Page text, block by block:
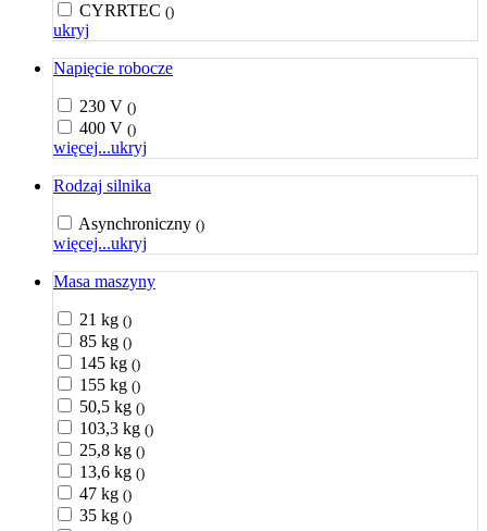
CYRRTEC ()
ukryj
Napięcie robocze
230 V ()
400 V ()
więcej...ukryj
Rodzaj silnika
Asynchroniczny ()
więcej...ukryj
Masa maszyny
21 kg ()
85 kg ()
145 kg ()
155 kg ()
50,5 kg ()
103,3 kg ()
25,8 kg ()
13,6 kg ()
47 kg ()
35 kg ()